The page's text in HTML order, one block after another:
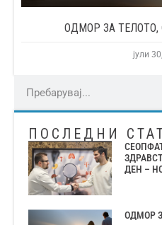
ОДМОР ЗА
јули
ПОСЛЕДНИ
ДЕН –
ОДМОР